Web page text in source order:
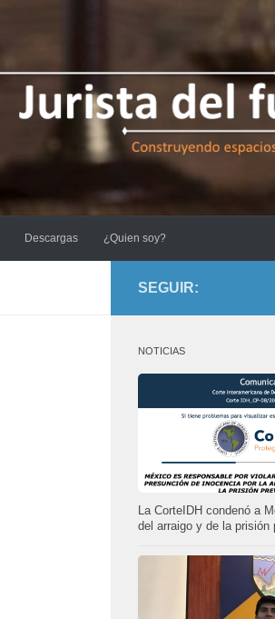
Descargas ¿Quien soy?
SEGUIR:
NOTICIAS
La CorteIDH condenó a
del arraigo y de la prisión